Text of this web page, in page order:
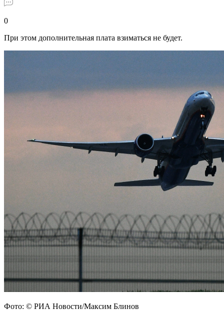
0
При этом дополнительная плата взиматься не будет.
Фото: © РИА Новости/Максим Блинов